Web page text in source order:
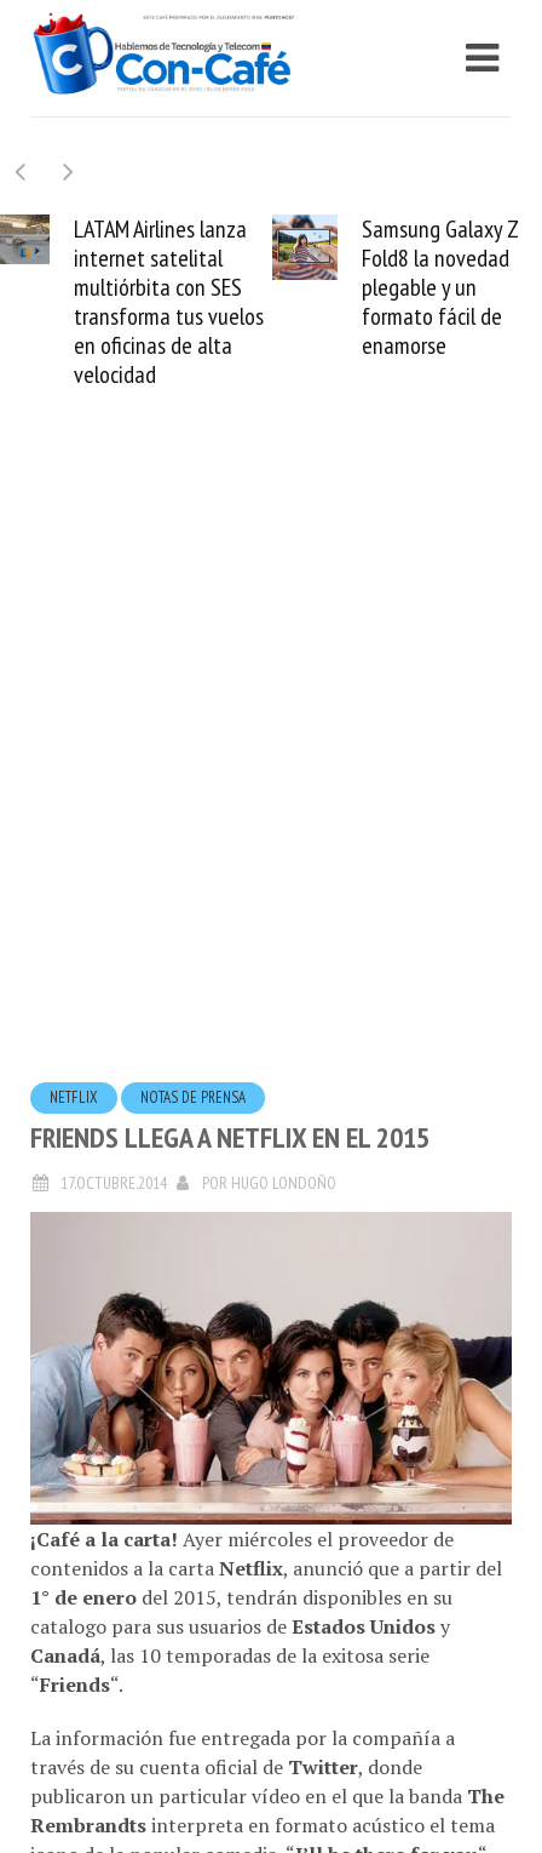
Samsung Galaxy Z
Fold8 la novedad
plegable y un
formato fácil de
enamorse
Cashea levanta
millones de dólares
valida el crédito del
venezolano ante el
mundo
FRIENDS LLEGA A NETFLIX EN EL 2015
17.OCTUBRE.2014 PORHUGO LONDOÑO
¡Café a la carta!Ayer miércoles el proveedor de
contenidos a la cartaNetflix, anunció que a partir del
1° de enerodel 2015, tendrán disponibles en su
catalogo para sus usuarios deEstados Unidosy
Canadá, las 10 temporadas de la exitosa serie
“Friends “.
través de su cuenta oficial deTwitter, donde
publicaron un particular vídeo en el que la banda
Rembrandtsinterpreta en formato acústico el tema
icono de la popular comedia, “I’ll be there for you“.